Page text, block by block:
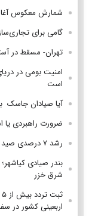
شمارش معکوس آغاز
گامی برای
تهران- مسقط در
امنیت بومی در
است
آیا صیادان جاسک
ضرورت راهبردی یا
رشد ۷ درصدی صید آبزیان کشور در سال ۱۴۰۴
بندر صیادی
شرق خزر
اربعینی کشور در